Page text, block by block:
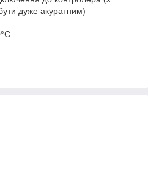
дуже акуратним)